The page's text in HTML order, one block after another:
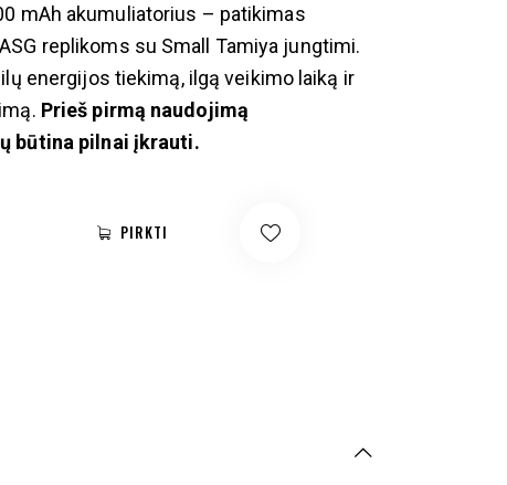
mAh akumuliatorius – patikimas
replikoms su Small Tamiya jungtimi.
energijos tiekimą, ilgą veikimo laiką ir
Prieš pirmą naudojimą
būtina pilnai įkrauti.
PIRKTI